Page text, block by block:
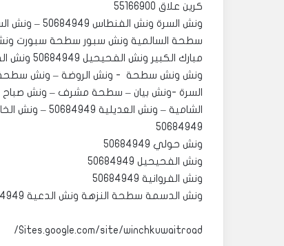
كرين علاق 55166900
سطحة السالمية ونش سبور سطحة سبورت
الشامية –
50684949
ونش حولي 50684949
ونش الفحيحيل 50684949
ونش الفروانية 50684949
ونش الدسمة سطحة النزهة ونش الدعية 50684949
Sites.google.com/site/winchkuwaitroad/